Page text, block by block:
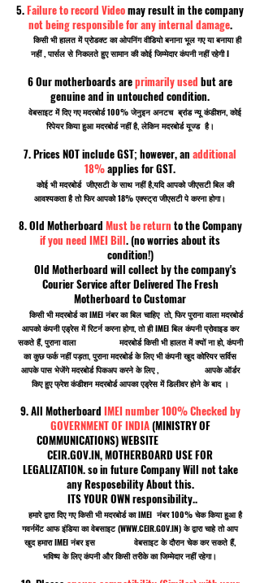
5.Failure to record Videomay result in the company
not being responsible for any internal damage.
किसी भी हालत में प्रोडक्ट का ओपनिंग वीडियो बनाना भूल गए या बनाया ही
नहीं , पार्सल से निकलते हुए सामान की कोई जिम्मेदार कंपनी नहीं रहेगी I
6 Our motherboards areprimarily used but are
genuine and in untouched condition.
वेबसाइट में दिए गए मदरबोर्ड 100% जेनुइन अनटच ब्रांड न्यू कंडीशन, कोई
रिपेयर किया हुआ मदरबोर्ड नहीं है, लेकिन मदरबोर्ड यूज्ड है।
7. Prices NOT include GST; however, an additional
18%applies for GST.
कोई भी मदरबोर्ड जीएसटी के साथ नहीं है,यदि आपको जीएसटी बिल की
आवश्यकता है तो फिर आपको 18% एक्स्ट्रा जीएसटी पे करना होगा।
8. Old Motherboard Must be return to the Company
if you need IMEI Bill. (no worries about its
condition!)
Old Motherboard will collect by the company's
Courier Service after Delivered The Fresh
Motherboard to Customar
किसी भी मदरबोर्ड का IMEI नंबर का बिल चाहिए तो, फिर पुराना वाला मदरबोर्ड
आपको कंपनी एड्रेस में रिटर्न करना होगा, तो ही IMEI बिल कंपनी प्रोवाइड कर
सकते हैं, पुराना वाला मदरबोर्ड किसी भी हालत में क्यों ना हो, कंपनी
का कुछ फर्क नहीं पड़ता, पुराना मदरबोर्ड के लिए भी कंपनी खुद कोरियर सर्विस
आपके पास भेजेंगे मदरबोर्ड पिकअप करने के लिए , आपके ऑर्डर
किए हुए फ्रेश कंडीशन मदरबोर्ड आपका एड्रेस में डिलीवर होने के बाद ।
9. All Motherboard IMEI number 100% Checked by
GOVERNMENT OF INDIA(MINISTRY OF
COMMUNICATIONS) WEBSITE
CEIR.GOV.IN, MOTHERBOARD USE FOR
LEGALIZATION. so in future Company Will not take
any Resposebility About this.
ITS YOUR OWN responsibility..
हमारे द्वारा दिए गए किसी भी मदरबोर्ड का IMEI नंबर 100% चेक किया हुआ है
गवर्नमेंट आफ इंडिया का वेबसाइट (WWW.CEIR.GOV.IN) के द्वारा चाहे तो आप
खुद हमारा IMEI नंबर इस वेबसाइट के दौरान चेक कर सकते हैं,
भविष्य के लिए कंपनी और किसी तरीके का जिम्मेदार नहीं रहेगा।